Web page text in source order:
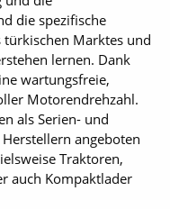
die spezifische
Marktes und
lernen. Dank
wartungsfreie,
Motorendrehzahl.
als Serien- und
angeboten
Traktoren,
auch Kompaktlader